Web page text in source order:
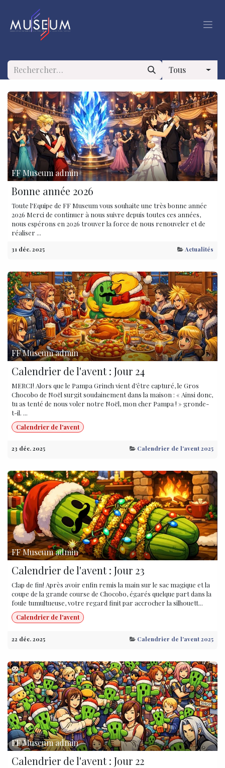
Tous
FF Museum admin
Bonne année 2026
Toute l'Equipe de FF Museum vous souhaite une très bonne année
2026 Merci de continuer à nous suivre depuis toutes ces années,
nous espérons en 2026 trouver la force de nous renouveler et de
réaliser ...
31 déc. 2025 Actualités
FF Museum admin
Calendrier de l'avent : Jour 24
MERCI! Alors que le Pampa Grinch vient d’être capturé, le Gros
Chocobo de Noël surgit soudainement dans la maison : « Ainsi donc,
tu as tenté de nous voler notre Noël, mon cher Pampa ! » gronde-
t-il. ...
Calendrier de l'avent
23 déc. 2025 Calendrier de l'avent 2025
FF Museum admin
Calendrier de l'avent : Jour 23
Clap de fin! Après avoir enfin remis la main sur le sac magique et la
coupe de la grande course de Chocobo, égarés quelque part dans la
foule tumultueuse, votre regard finit par accrocher la silhouett...
Calendrier de l'avent
22 déc. 2025 Calendrier de l'avent 2025
FF Museum admin
Calendrier de l'avent : Jour 22